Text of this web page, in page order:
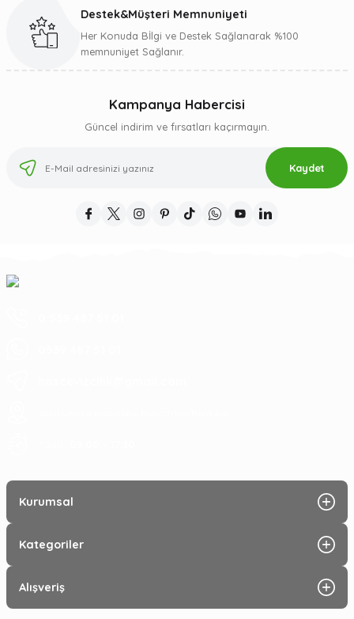
Gönder
Destek&Müşteri Memnuniyeti
Her Konuda Bİlgi ve Destek Sağlanarak %100
memnuniyet Sağlanır.
Kampanya Habercisi
Güncel indirim ve fırsatları kaçırmayın.
Kaydet
Kurumsal
Kategoriler
Alışveriş